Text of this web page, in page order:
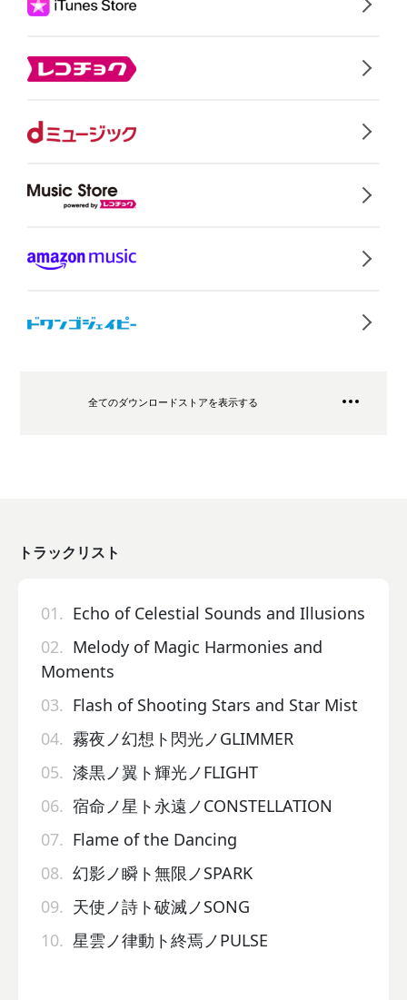
全てのダウンロードストアを表示する
トラックリスト
01. Echo of Celestial Sounds and Illusions
02. Melody of Magic Harmonies and
Moments
03. Flash of Shooting Stars and Star Mist
04. 霧夜ノ幻想ト閃光ノGLIMMER
05. 漆黒ノ翼ト輝光ノFLIGHT
06. 宿命ノ星ト永遠ノCONSTELLATION
07. Flame of the Dancing
08. 幻影ノ瞬ト無限ノSPARK
09. 天使ノ詩ト破滅ノSONG
10. 星雲ノ律動ト終焉ノPULSE